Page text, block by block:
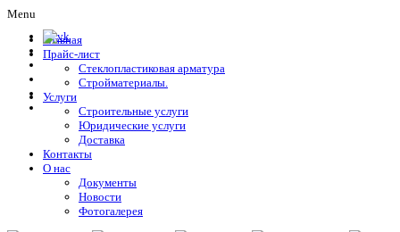
Menu
Главная
Прайс-лист
Стеклопластиковая арматура
Стройматериалы.
Услуги
Строительные услуги
Юридические услуги
Доставка
Контакты
О нас
Документы
Новости
Фотогалерея